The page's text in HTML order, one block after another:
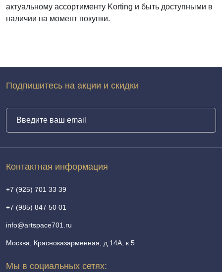
актуальному ассортименту Korting и быть доступными в
наличии на момент покупки.
Контактная информация
+7 (925) 701 33 39
+7 (985) 847 50 01
info@artspace701.ru
Москва, Красноказарменная, д.14А, к.5
Мы в социальных сетях:
Подпишитесь на акции и скидки